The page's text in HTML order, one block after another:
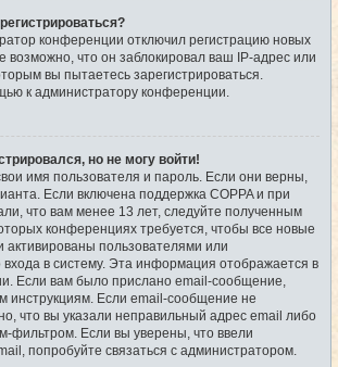
конференции отключил регистрацию новых
возможно, что он заблокировал ваш IP-адрес или
вы пытаетесь зарегистрироваться.
к администратору конференции.
но не могу войти!
имя пользователя и пароль. Если они верны,
Если включена поддержка COPPA и при
что вам менее 13 лет, следуйте полученным
конференциях требуется, чтобы все новые
активированы пользователями или
в систему. Эта информация отображается в
Если вам было прислано email-сообщение,
инструкциям. Если email-сообщение не
что вы указали неправильный адрес email либо
фильтром. Если вы уверены, что ввели
попробуйте связаться с администратором.